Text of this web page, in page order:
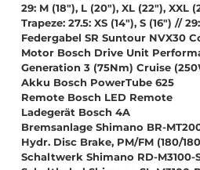
29: M (18"), L (20"), XL (22"), XXL
Trapeze: 27.5: XS (14"), S (16") //
Federgabel SR Suntour NVX30
Motor Bosch Drive Unit
Generation 3 (75Nm) Cruise
Akku Bosch PowerTube 625
Remote Bosch LED Remote
Ladegerät Bosch 4A
Bremsanlage Shimano BR-
Hydr. Disc Brake, PM/FM (180/
Schaltwerk Shimano RD-M3100-